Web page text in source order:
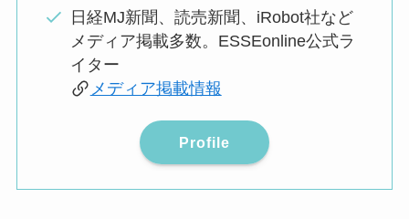
日経MJ新聞、読売新聞、iRobot社など
メディア掲載多数。ESSEonline公式ラ
イター
メディア掲載情報
Profile